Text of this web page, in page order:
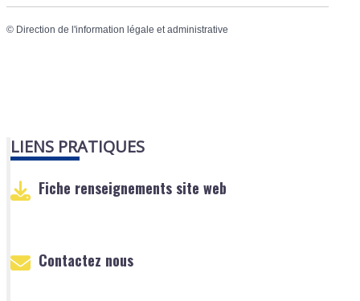
© Direction de l'information légale et administrative
LIENS PRATIQUES
Fiche renseignements site web
Contactez nous